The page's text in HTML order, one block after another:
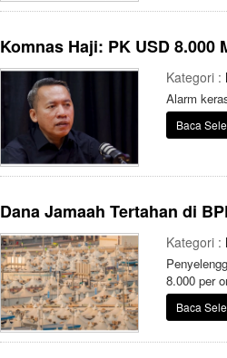
Komnas Haji: PK USD 8.000
Kategori :
Alarm
Baca
Dana Jamaah Tertahan di
Kategori :
8.000 per
Baca